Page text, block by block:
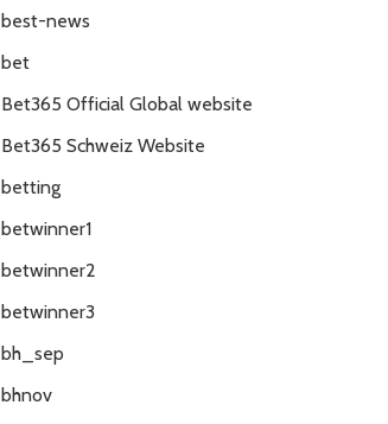
best-news
bet
Bet365 Official Global website
Bet365 Schweiz Website
betting
betwinner1
betwinner2
betwinner3
bh_sep
bhnov